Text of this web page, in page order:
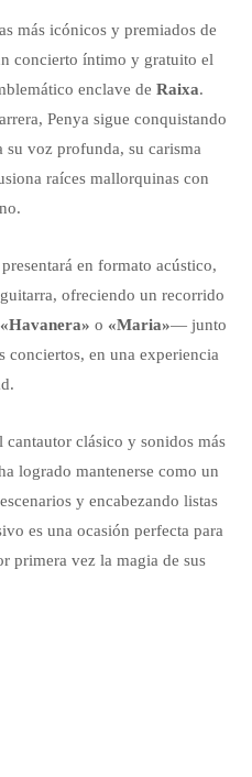
más icónicos y premiados de
concierto íntimo y gratuito el
enclave deRaixa.
Penya sigue conquistando
su voz profunda, su carisma
raíces mallorquinas con
en formato acústico,
ofreciendo un recorrido
«Havanera» o «Maria»— junto
conciertos, en una experiencia
clásico y sonidos más
logrado mantenerse como un
y encabezando listas
es una ocasión perfecta para
primera vez la magia de sus